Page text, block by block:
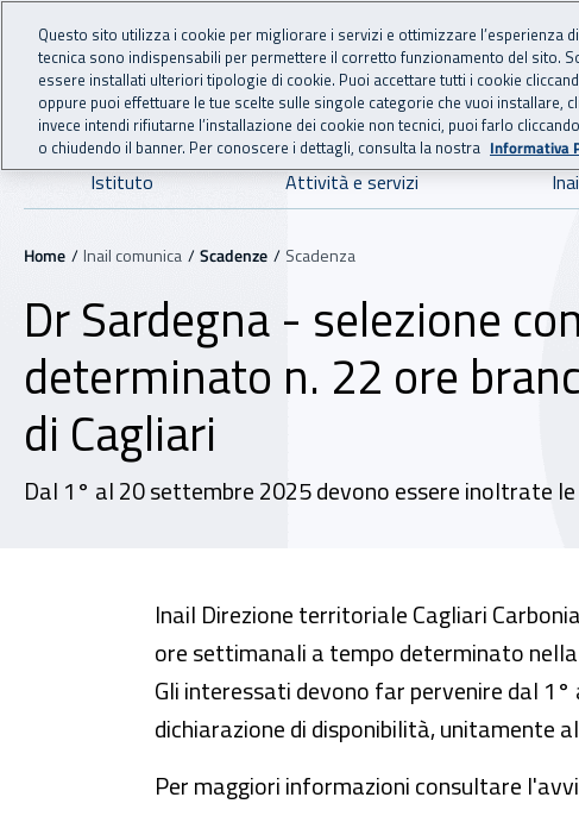
Vai al menu principale
Vai al contenuto principale
INAIL - Istituto Nazionale
Navigazione principale
Istituto Attività e servizi
Navigazione - Ti trovi in:
Home Inail comunica Scadenze Scadenza
Dr Sardegna - selezione
determinato n. 22 ore
di Cagliari
Dal 1° al 20 settembre 2025 devono essere inoltrate
Inail Direzione territoriale Cagliari
ore settimanali a tempo determinato
Gli interessati devono far pervenire dal
dichiarazione di disponibilità, unitamente
Per maggiori informazioni consultare
Questo sito utilizza i cookie per migliorare i servizi e ottimizzare l’esperienza
tecnica sono indispensabili per permettere il corretto funzionamento del sito.
essere installati ulteriori tipologie di cookie. Puoi accettare tutti i cookie cliccando
oppure puoi effettuare le tue scelte sulle singole categorie che vuoi installare,
invece intendi rifiutarne l’installazione dei cookie non tecnici, puoi farlo cliccando
o chiudendo il banner. Per conoscere i dettagli, consulta la nostra Informativa